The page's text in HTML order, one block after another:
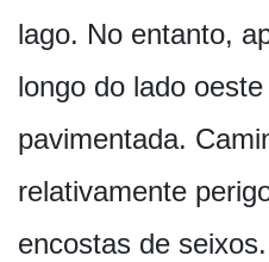
lago. No entanto,
longo do lado
pavimentada.
relativamente
encostas de